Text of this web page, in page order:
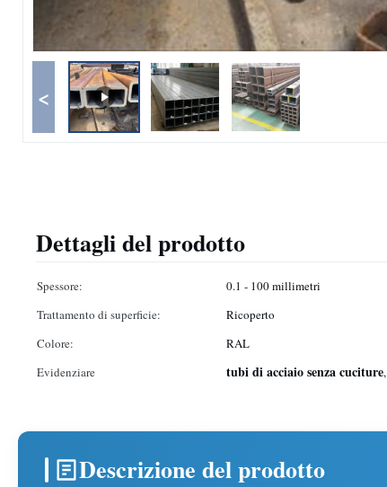
<
Dettagli del prodotto
Spessore: 0.1 - 100 millimetri
Trattamento di superficie:
Ricoperto
Colore:
RAL
Evidenziare
tubi di acciaio senza cuciture,
Descrizione del prodotto